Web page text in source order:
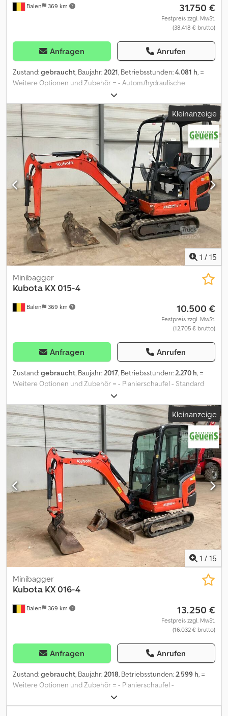
Balen 369 km 31.750 €
Festpreis zzgl. MwSt.
(38.418 € brutto)
Anfragen Anrufen
Zustand:gebraucht, Baujahr:2021, Betriebsstunden:4.081 h, =
Weitere Optionen und Zubehör = - Autom./hydraulische
Schnellkupplung - Planierschaufel - Standard Tieflöffel = Weitere
Informationen = Verwendungszweck: Bauwesen Antrieb: Raupe
Djdpfx Aaozbg Nys Teck Leergewicht: 5.635 kg Wenden Sie sich
an Geert Geuens, um weitere Informationen zu erhalten.
Kleinanzeige
1 / 15
Balen 369 km
Minibagger
Kubota KX 015-4
10.500 €
Festpreis zzgl. MwSt.
(12.705 € brutto)
Anfragen Anrufen
Zustand:gebraucht, Baujahr:2017, Betriebsstunden:2.270 h, =
Weitere Optionen und Zubehör = - Planierschaufel - Standard
Tieflöffel = Weitere Informationen = Verwendungszweck:
Bauwesen Dedpfx Aaexufrfe Tock Antrieb: Raupe Leergewicht:
1.495 kg Wenden Sie sich an Geert Geuens, um weitere
Informationen zu erhalten.
Kleinanzeige
1 / 15
Balen 369 km
Minibagger
Kubota KX 016-4
13.250 €
Festpreis zzgl. MwSt.
(16.032 € brutto)
Anfragen Anrufen
Zustand:gebraucht, Baujahr:2018, Betriebsstunden:2.599 h, =
Weitere Optionen und Zubehör = - Planierschaufel -
Schnellwechsler - Standard Tieflöffel = Anmerkungen =
verstellaufwerk = Weitere Informationen = Antrieb: Raupe